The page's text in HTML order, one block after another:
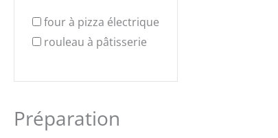
four à pizza électrique
rouleau à pâtisserie
Préparation